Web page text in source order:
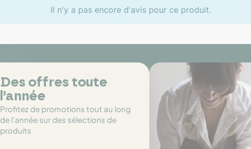
Il n'y a pas encore d'avis pour ce produit.
Des offres toute
l’année
Profitez de promotions tout au long
de l'année sur des sélections de
produits